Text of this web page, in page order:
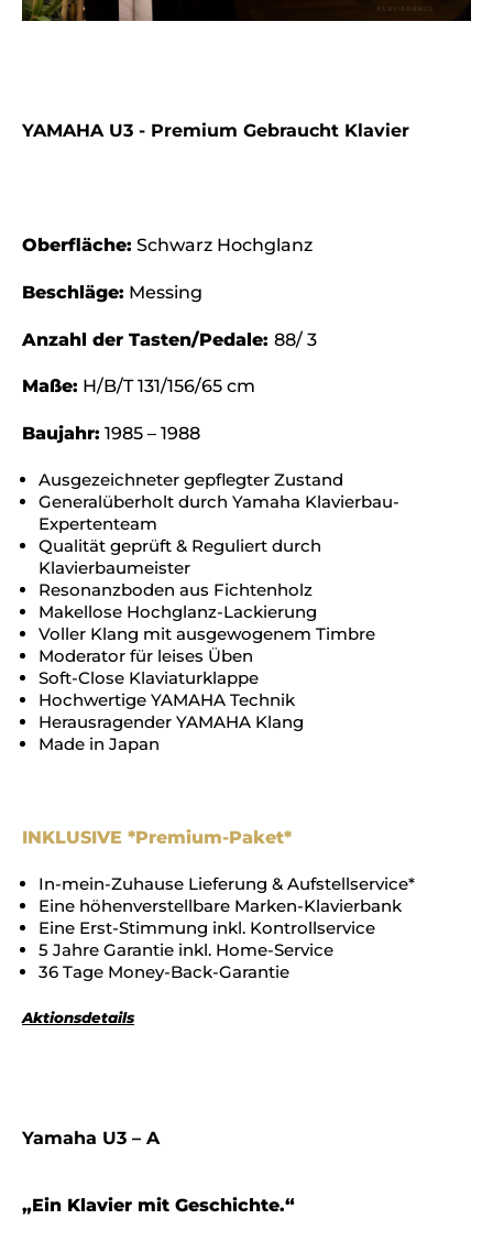
YAMAHA U3 - Premium Gebraucht Klavier
Oberfläche: Schwarz Hochglanz
Beschläge: Messing
Anzahl der Tasten/Pedale: 88/ 3
Maße: H/B/T 131/156/65 cm
Baujahr: 1985 – 1988
Ausgezeichneter gepflegter Zustand
Generalüberholt durch Yamaha Klavierbau-
Expertenteam
Qualität geprüft & Reguliert durch
Klavierbaumeister
Resonanzboden aus Fichtenholz
Makellose Hochglanz-Lackierung
Voller Klang mit ausgewogenem Timbre
Moderator für leises Üben
Soft-Close Klaviaturklappe
Hochwertige YAMAHA Technik
Herausragender YAMAHA Klang
Made in Japan
INKLUSIVE *Premium-Paket*
In-mein-Zuhause Lieferung & Aufstellservice*
Eine höhenverstellbare Marken-Klavierbank
Eine Erst-Stimmung inkl. Kontrollservice
5 Jahre Garantie inkl. Home-Service
36 Tage Money-Back-Garantie
Aktionsdetails
Yamaha U3 – A
„Ein Klavier mit Geschichte.“